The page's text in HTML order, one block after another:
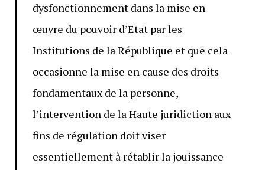
dysfonctionnement dans la mise en
œuvre du pouvoir d’Etat par les
Institutions de la République et que cela
occasionne la mise en cause des droits
fondamentaux de la personne,
l’intervention de la Haute juridiction aux
fins de régulation doit viser
essentiellement à rétablir la jouissance